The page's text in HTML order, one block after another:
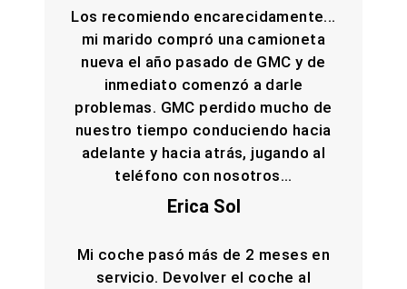
Los recomiendo encarecidamente...
mi marido compró una camioneta
nueva el año pasado de GMC y de
inmediato comenzó a darle
problemas. GMC perdido mucho de
nuestro tiempo conduciendo hacia
adelante y hacia atrás, jugando al
teléfono con nosotros...
Erica Sol
Mi coche pasó más de 2 meses en
servicio. Devolver el coche al